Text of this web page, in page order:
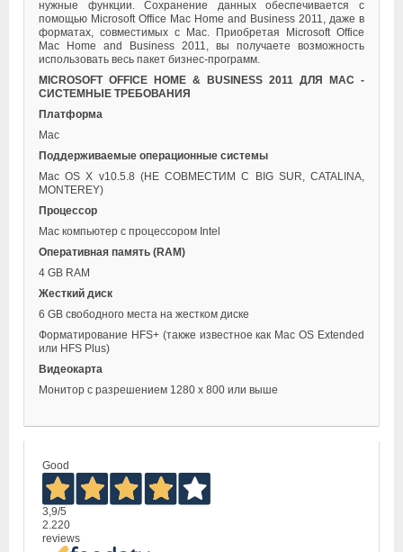
нужные функции. Сохранение данных обеспечивается с
помощью Microsoft Office Mac Home and Business 2011, даже в
форматах, совместимых с Mac. Приобретая Microsoft Office
Mac Home and Business 2011, вы получаете возможность
использовать весь пакет бизнес-программ.
MICROSOFT OFFICE HOME & BUSINESS 2011 ДЛЯ MAC -
СИСТЕМНЫЕ ТРЕБОВАНИЯ
Платформа
Mac
Поддерживаемые операционные системы
Mac OS X v10.5.8 (НЕ СОВМЕСТИМ С BIG SUR, CATALINA,
MONTEREY)
Процессор
Mac компьютер с процессором Intel
Оперативная память (RAM)
4 GB RAM
Жесткий диск
6 GB свободного места на жестком диске
Форматирование HFS+ (также известное как Mac OS Extended
или HFS Plus)
Видеокарта
Монитор с разрешением 1280 x 800 или выше
Good
3,9/5
2.220
reviews